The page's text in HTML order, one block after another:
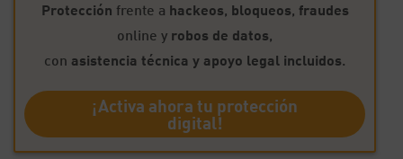
Protección frente a hackeos, bloqueos, fraudes
online y robos de datos,
con asistencia técnica y apoyo legal incluidos.
¡Activa ahora tu protección
digital!